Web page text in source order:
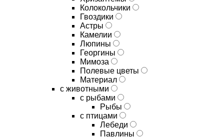
Колокольчики
Гвоздики
Астры
Камелии
Люпины
Георгины
Мимоза
Полевые цветы
Материал
с животными
с рыбами
Рыбы
с птицами
Лебеди
Павлины